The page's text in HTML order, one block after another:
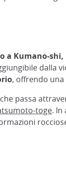
a Kumano-
dalla
, offrendo
passa
toge. In